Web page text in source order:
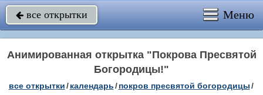
 все открытки Меню
Анимированная открытка "Покрова Пресвятой
Богородицы!"
все открытки/ календарь/ покров пресвятой богородицы/